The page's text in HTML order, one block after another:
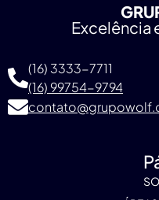
Excelência
(16) 3333-7711
(16) 99754-9794